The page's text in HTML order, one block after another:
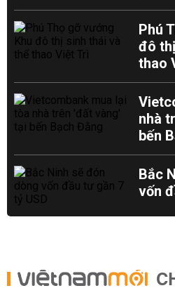
Phú
đô
thao
nhà
bến
Bắc
vốn